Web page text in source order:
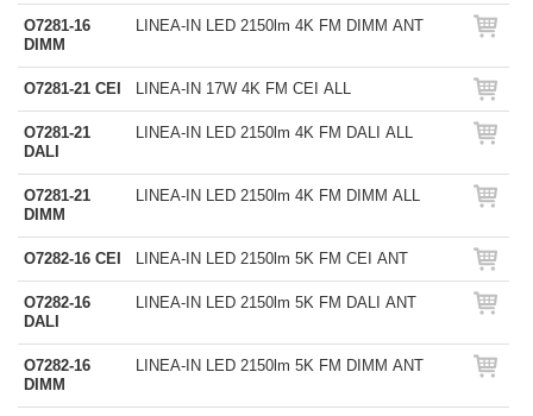
O7281-16
DIMM
LINEA-IN LED 2150lm 4K FM DIMM ANT
O7281-21 CEI LINEA-IN 17W 4K FM CEI ALL
O7281-21
DALI
LINEA-IN LED 2150lm 4K FM DALI ALL
O7281-21
DIMM
LINEA-IN LED 2150lm 4K FM DIMM ALL
O7282-16 CEI LINEA-IN LED 2150lm 5K FM CEI ANT
O7282-16
DALI
LINEA-IN LED 2150lm 5K FM DALI ANT
O7282-16
DIMM
LINEA-IN LED 2150lm 5K FM DIMM ANT